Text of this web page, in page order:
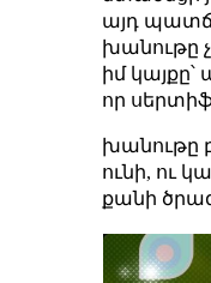
այդ
խանութը
իմ կայքը՝
որ
խանութը
ունի, ու
քանի